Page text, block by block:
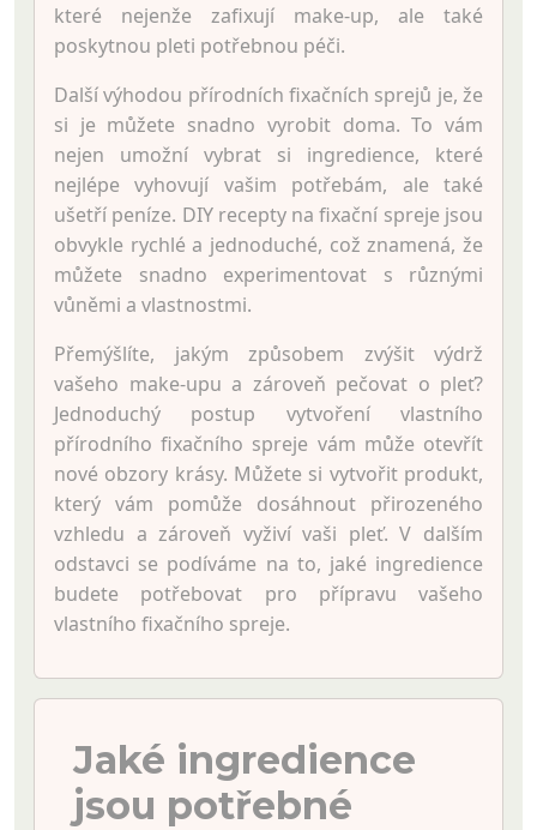
které nejenže zafixují make-up, ale také
poskytnou pleti potřebnou péči.
Další výhodou přírodních fixačních sprejů je, že
si je můžete snadno vyrobit doma. To vám
nejen umožní vybrat si ingredience, které
nejlépe vyhovují vašim potřebám, ale také
ušetří peníze. DIY recepty na fixační spreje jsou
obvykle rychlé a jednoduché, což znamená, že
můžete snadno experimentovat s různými
vůněmi a vlastnostmi.
Přemýšlíte, jakým způsobem zvýšit výdrž
vašeho make-upu a zároveň pečovat o pleť?
Jednoduchý postup vytvoření vlastního
přírodního fixačního spreje vám může otevřít
nové obzory krásy. Můžete si vytvořit produkt,
který vám pomůže dosáhnout přirozeného
vzhledu a zároveň vyživí vaši pleť. V dalším
odstavci se podíváme na to, jaké ingredience
budete potřebovat pro přípravu vašeho
vlastního fixačního spreje.
Jaké ingredience
jsou potřebné